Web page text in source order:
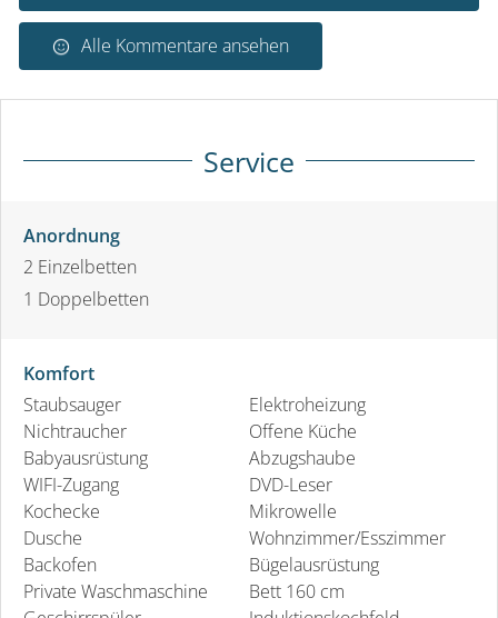
Alle Kommentare ansehen
Service
Anordnung
2 Einzelbetten
1 Doppelbetten
Komfort
Staubsauger
Nichtraucher
Babyausrüstung
WIFI-Zugang
Kochecke
Dusche
Backofen
Private Waschmaschine
Elektroheizung
Offene Küche
Abzugshaube
DVD-Leser
Mikrowelle
Wohnzimmer/Esszimmer
Bügelausrüstung
Bett 160 cm